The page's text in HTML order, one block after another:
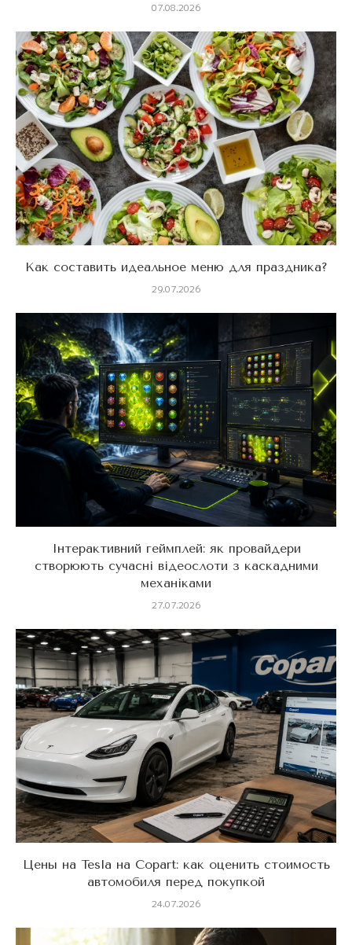
07.08.2026
Как составить идеальное меню для праздника?
29.07.2026
Інтерактивний геймплей: як провайдери
створюють сучасні відеослоти з каскадними
механіками
27.07.2026
Цены на Tesla на Copart: как оценить стоимость
автомобиля перед покупкой
24.07.2026